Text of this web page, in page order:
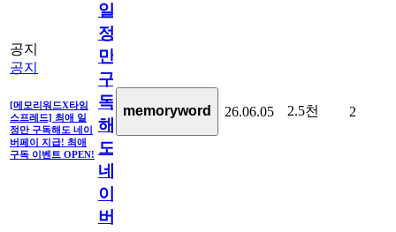
공지
공지
[메모리워드X타임
스프레드] 최애 일
정만 구독해도 네이
버페이 지급! 최애
구독 이벤트 OPEN!
일
정
만
구
독
해
도
네
이
버
memoryword 26.06.05 2.5천 2